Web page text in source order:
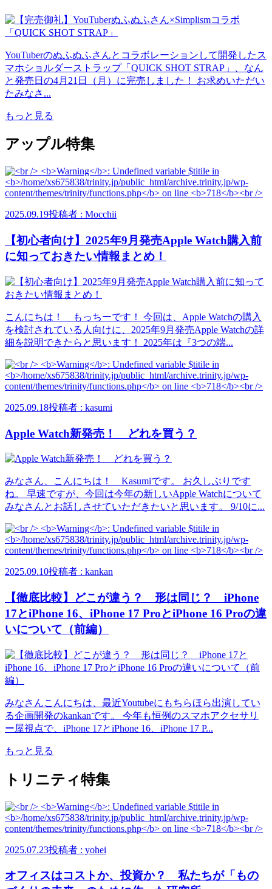
YouTuberのぬふぬふさんとコラボレーションして開発したス
マホショルダーストラップ「QUICK SHOT STRAP」、なん
と発売日の4月21日（月）に完売しました！ お求めいただい
たみなさ...
もっと見る
アップル特集
2025.09.19投稿者 : Mocchii
【初心者向け】2025年9月発売Apple Watch購入前
に知っておきたい情報まとめ！
こんにちは！ もっちーです！ 今回は、Apple Watchの購入
を検討されている人向けに、2025年9月発売Apple Watchの詳
細を説明できたらと思います！ 2025年は『3つの端...
2025.09.18投稿者 : kasumi
Apple Watch新発売！ どれを買う？
みなさん、こんにちは！ Kasumiです。 お久しぶりです
ね。 早速ですが、今回は今年の新しいApple Watchについて
みなさんとお話しさせていただきたいと思います。 9/10に...
2025.09.10投稿者 : kankan
【徹底比較】どこが違う？ 形は同じ？ iPhone
17とiPhone 16、iPhone 17 ProとiPhone 16 Proの違
いについて（前編）
みなさんこんにちは、最近Youtubeにもちらほら出演してい
る企画開発のkankanです。 今年も恒例のスマホアクセサリ
ー屋視点で、iPhone 17とiPhone 16、iPhone 17 P...
もっと見る
トリニティ特集
2025.07.23投稿者 : yohei
オフィスはコストか、投資か？ 私たちが「もの